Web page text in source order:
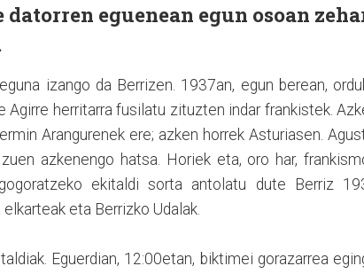
eguenean egun osoan
izango da Berrizen. 1937an, egun berean,
herritarra fusilatu zituzten indar frankistek.
Arangurenek ere; azken horrek Asturiasen.
azkenengo hatsa. Horiek eta, oro har,
ekitaldi sorta antolatu dute Berriz
eta Berrizko Udalak.
Eguerdian, 12:00etan, biktimei gorazarrea